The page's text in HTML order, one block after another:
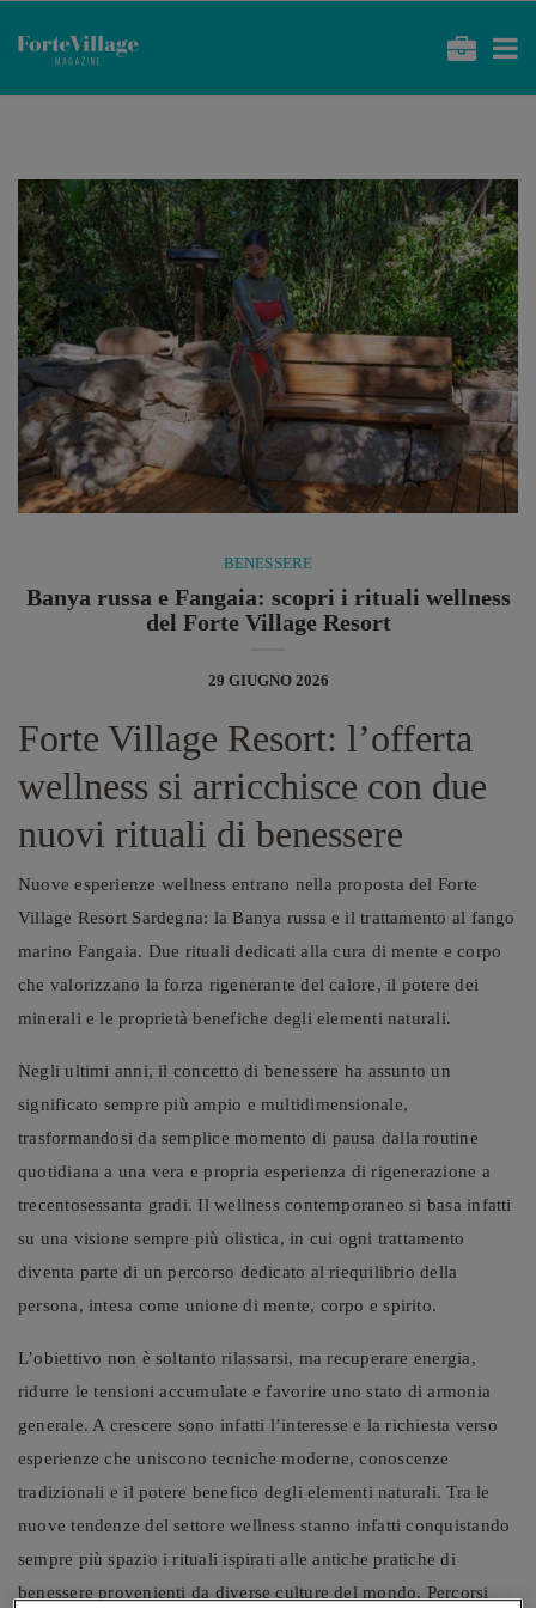
BENESSERE
Banya russa e Fangaia: scopri i rituali wellness
del Forte Village Resort
29 GIUGNO 2026
Forte Village Resort: l’offerta
wellness si arricchisce con due
nuovi rituali di benessere
Nuove esperienze wellness entrano nella proposta del Forte
Village Resort Sardegna: la Banya russa e il trattamento al fango
marino Fangaia. Due rituali dedicati alla cura di mente e corpo
che valorizzano la forza rigenerante del calore, il potere dei
minerali e le proprietà benefiche degli elementi naturali.
Negli ultimi anni, il concetto di benessere ha assunto un
significato sempre più ampio e multidimensionale,
trasformandosi da semplice momento di pausa dalla routine
quotidiana a una vera e propria esperienza di rigenerazione a
trecentosessanta gradi. Il wellness contemporaneo si basa infatti
su una visione sempre più olistica, in cui ogni trattamento
diventa parte di un percorso dedicato al riequilibrio della
persona, intesa come unione di mente, corpo e spirito.
L’obiettivo non è soltanto rilassarsi, ma recuperare energia,
ridurre le tensioni accumulate e favorire uno stato di armonia
generale. A crescere sono infatti l’interesse e la richiesta verso
esperienze che uniscono tecniche moderne, conoscenze
tradizionali e il potere benefico degli elementi naturali. Tra le
nuove tendenze del settore wellness stanno infatti conquistando
sempre più spazio i rituali ispirati alle antiche pratiche di
benessere provenienti da diverse culture del mondo. Percorsi